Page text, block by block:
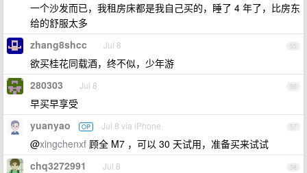
一个沙发而已，我租房床都是我自己买的，睡了 4 年了，比房东
给的舒服太多
55
zhang8shcc Jul 8
欲买桂花同载酒，终不似，少年游
56
280303 Jul 8
早买早享受
57
yuanyao OP Jul 8 via iPhone
@xingchenxf 顾全 M7 ，可以 30 天试用，准备买来试试
58
chq3272991 Jul 8